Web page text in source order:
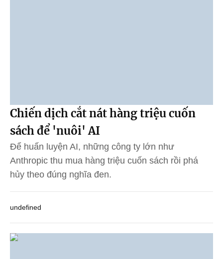
Chiến dịch cắt nát hàng triệu cuốn
sách để 'nuôi' AI
Để huấn luyện AI, những công ty lớn như
Anthropic thu mua hàng triệu cuốn sách rồi phá
hủy theo đúng nghĩa đen.
undefined